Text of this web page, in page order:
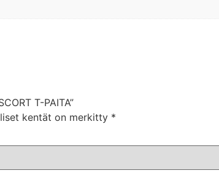
T-PAITA”
kentät on merkitty *